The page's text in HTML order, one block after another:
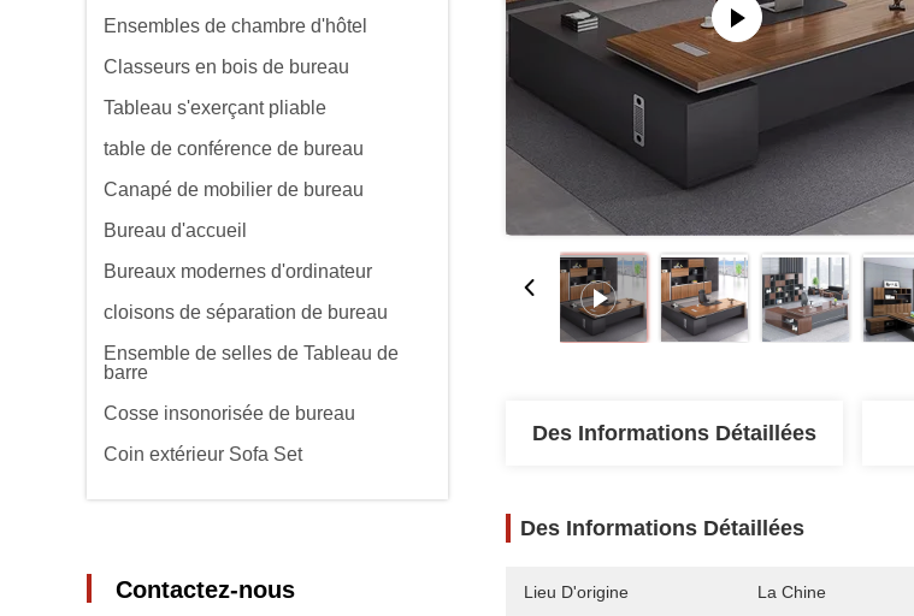
Ensembles de chambre d'hôtel
Classeurs en bois de bureau
Tableau s'exerçant pliable
table de conférence de bureau
Canapé de mobilier de bureau
Bureau d'accueil
Bureaux modernes d'ordinateur
cloisons de séparation de bureau
Ensemble de selles de Tableau de
barre
Cosse insonorisée de bureau
Coin extérieur Sofa Set
Contactez-nous
Des Informations Détaillées
Des Informations Détaillées
Lieu D'origine La Chine